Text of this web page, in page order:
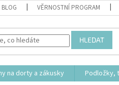
BLOG VĚRNOSTNÍ PROGRAM
HLEDAT
na dorty a zákusky Podložky,